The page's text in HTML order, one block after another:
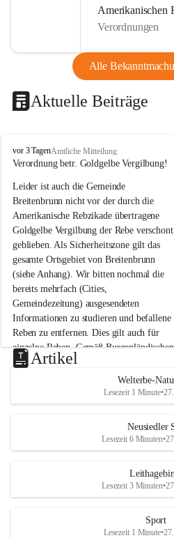
Amerikanischen
Verordnungen
Alle
Aktuelle Beiträge
B
r
i
t
e
n
b
r
u
n
n
a
m
N
e
u
s
d
S
vor 3 TagenAmtliche Mitteilung
Verordnung betr. Goldgelbe Vergilbung!
Leider ist auch die Gemeinde
Breitenbrunn nicht vor der durch die
Amerikanische Rebzikade übertragene
Goldgelbe Vergilbung der Rebe verschont
geblieben. Als Sicherheitszone gilt das
gesamte Ortsgebiet von Breitenbrunn
(siehe Anhang). Wir bitten nochmal die
bereits mehrfach (Cities,
Gemeindezeitung) ausgesendeten
Informationen zu studieren und befallene
Reben zu entfernen. Dies gilt auch für
einzelne Reben. Gemäß
Weinbaugesetz sind nicht gepflegte oder
unzulässige Weingärten zu roden! Bitte
helfen wir zusammen um unsere Winzer
vor den prognostizierten Ernteausfällen
und den daraus folgenden
Maßnahmen zur Bekämpfung
Rebe und der Amerikanischen
Artikel
Welterbe-
Lesezeit 1 Minute•
Neusiedler
Lesezeit 6 Minuten•
Lesezeit 3 Minuten•
Sport
Lesezeit 1 Minute•